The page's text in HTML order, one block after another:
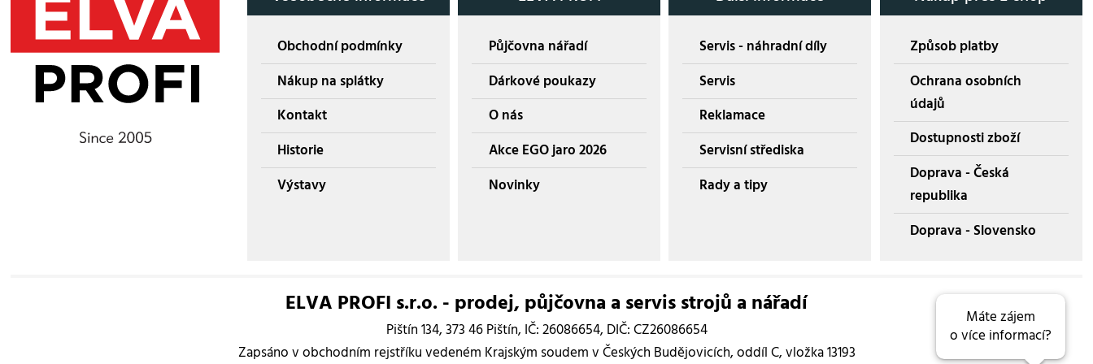
Obchodní podmínky
Nákup na splátky
Kontakt
Historie
Výstavy
Půjčovna nářadí
Dárkové poukazy
O nás
Akce EGO jaro 2026
Novinky
Servis - náhradní díly
Servis
Reklamace
Servisní střediska
Rady a tipy
Způsob platby
Ochrana osobních
údajů
Dostupnosti zboží
Doprava - Česká
republika
Doprava - Slovensko
ELVA PROFI s.r.o. - prodej, půjčovna a servis strojů a nářadí
Pištín 134, 373 46 Pištín, IČ: 26086654, DIČ: CZ26086654
Zapsáno v obchodním rejstříku vedeném Krajským soudem v Českých Budějovicích, oddíl C, vložka 13193
Máte zájem
o více informací?